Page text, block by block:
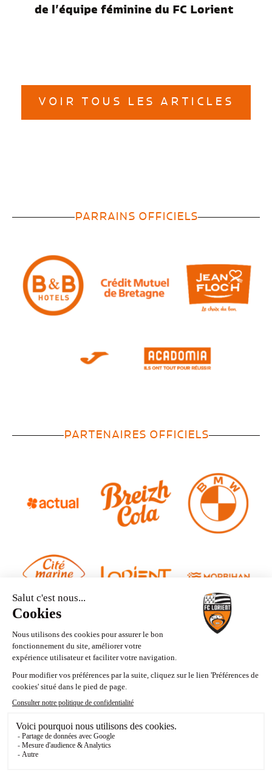
de l’équipe féminine du FC Lorient
VOIR TOUS LES ARTICLES
PARRAINS OFFICIELS
PARTENAIRES OFFICIELS